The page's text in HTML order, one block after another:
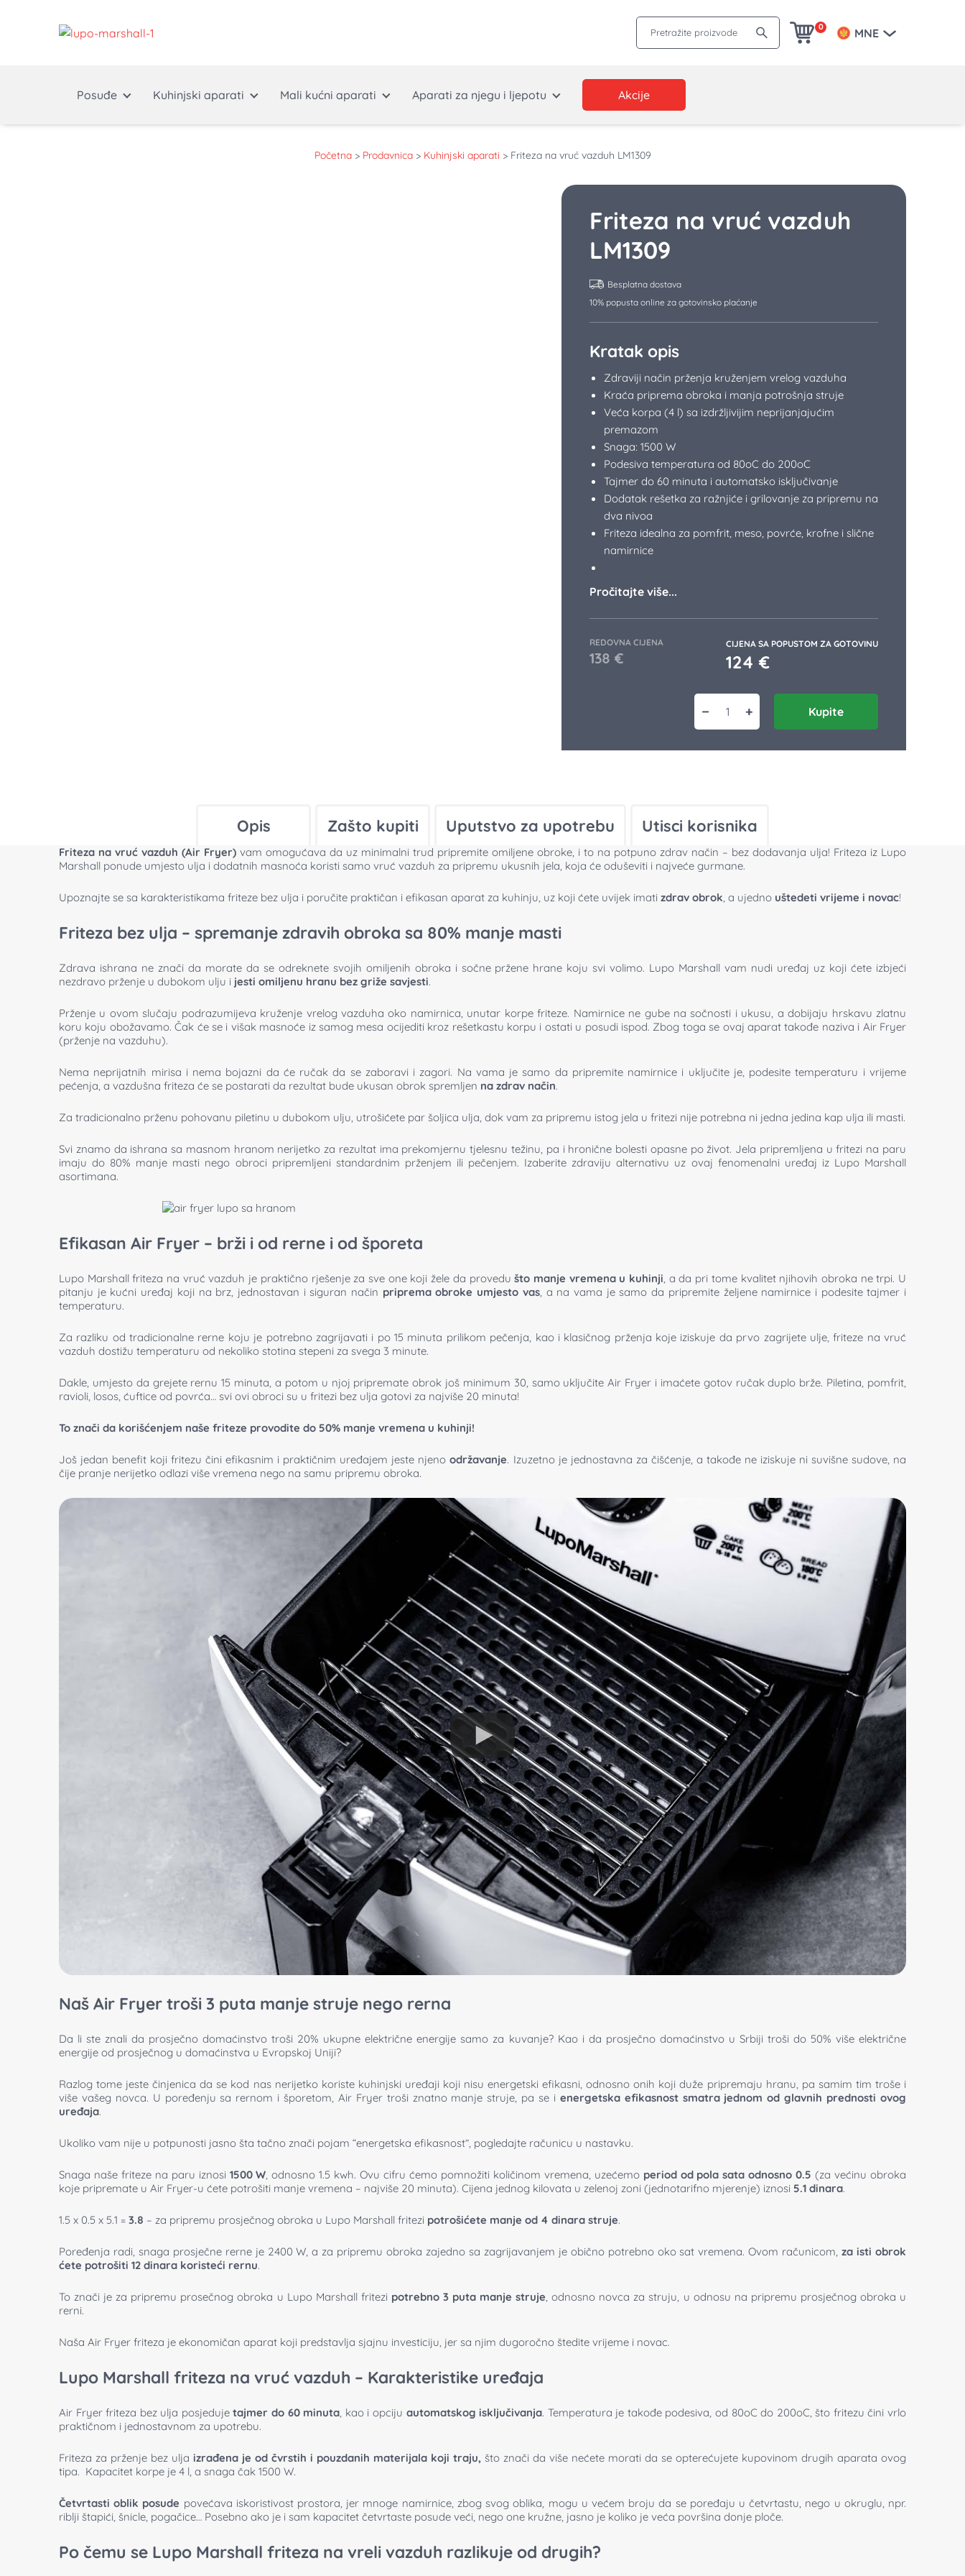
Pretražite proizvode 0 MNE
Posuđe Kuhinjski aparati Mali kućni aparati Aparati za njegu i ljepotu Akcije
Početna > Prodavnica > Kuhinjski aparati > Friteza na vruć vazduh LM1309
Friteza na vruć vazduh
LM1309
Besplatna dostava
10% popusta online za gotovinsko plaćanje
REDOVNA CIJENA
138 €
CIJENA SA POPUSTOM ZA GOTOVINU
124 €
Kratak opis
Zdraviji način prženja kruženjem vrelog vazduha
Kraća priprema obroka i manja potrošnja struje
Veća korpa (4 l) sa izdržljivijim neprijanjajućim
premazom
Snaga: 1500 W
Podesiva temperatura od 80oC do 200oC
Tajmer do 60 minuta i automatsko isključivanje
Dodatak rešetka za ražnjiće i grilovanje za pripremu na
dva nivoa
Friteza idealna za pomfrit, meso, povrće, krofne i slične
namirnice
Pročitajte više...
−
Friteza na vruć vazduh LM1309 količina
+ Kupite
Opis Zašto kupiti Uputstvo za upotrebu Utisci korisnika
Friteza na vruć vazduh (Air Fryer) vam omogućava da uz minimalni trud pripremite omiljene obroke, i to na potpuno zdrav način – bez dodavanja ulja! Friteza iz Lupo
Marshall ponude umjesto ulja i dodatnih masnoća koristi samo vruć vazduh za pripremu ukusnih jela, koja će oduševiti i najveće gurmane.
Upoznajte se sa karakteristikama friteze bez ulja i poručite praktičan i efikasan aparat za kuhinju, uz koji ćete uvijek imati zdrav obrok, a ujedno uštedeti vrijeme i novac!
Friteza bez ulja – spremanje zdravih obroka sa 80% manje masti
Zdrava ishrana ne znači da morate da se odreknete svojih omiljenih obroka i sočne pržene hrane koju svi volimo. Lupo Marshall vam nudi uređaj uz koji ćete izbjeći
nezdravo prženje u dubokom ulju i jesti omiljenu hranu bez griže savjesti.
Prženje u ovom slučaju podrazumijeva kruženje vrelog vazduha oko namirnica, unutar korpe friteze. Namirnice ne gube na sočnosti i ukusu, a dobijaju hrskavu zlatnu
koru koju obožavamo. Čak će se i višak masnoće iz samog mesa ocijediti kroz rešetkastu korpu i ostati u posudi ispod. Zbog toga se ovaj aparat takođe naziva i Air Fryer
(prženje na vazduhu).
Nema neprijatnih mirisa i nema bojazni da će ručak da se zaboravi i zagori. Na vama je samo da pripremite namirnice i uključite je, podesite temperaturu i vrijeme
pećenja, a vazdušna friteza će se postarati da rezultat bude ukusan obrok spremljen na zdrav način.
Za tradicionalno prženu pohovanu piletinu u dubokom ulju, utrošićete par šoljica ulja, dok vam za pripremu istog jela u fritezi nije potrebna ni jedna jedina kap ulja ili masti.
Svi znamo da ishrana sa masnom hranom nerijetko za rezultat ima prekomjernu tjelesnu težinu, pa i hronične bolesti opasne po život. Jela pripremljena u fritezi na paru
imaju do 80% manje masti nego obroci pripremljeni standardnim prženjem ili pečenjem. Izaberite zdraviju alternativu uz ovaj fenomenalni uređaj iz Lupo Marshall
asortimana.
Efikasan Air Fryer – brži i od rerne i od šporeta
Lupo Marshall friteza na vruć vazduh je praktično rješenje za sve one koji žele da provedušto manje vremena u kuhinji, a da pri tome kvalitet njihovih obroka ne trpi. U
pitanju je kućni uređaj koji na brz, jednostavan i siguran način priprema obroke umjesto vas, a na vama je samo da pripremite željene namirnice i podesite tajmer i
temperaturu.
Za razliku od tradicionalne rerne koju je potrebno zagrijavati i po 15 minuta prilikom pečenja, kao i klasičnog prženja koje iziskuje da prvo zagrijete ulje, friteze na vruć
vazduh dostižu temperaturu od nekoliko stotina stepeni za svega 3 minute.
Dakle, umjesto da grejete rernu 15 minuta, a potom u njoj pripremate obrok još minimum 30, samo uključite Air Fryer i imaćete gotov ručak duplo brže. Piletina, pomfrit,
ravioli, losos, ćuftice od povrća… svi ovi obroci su u fritezi bez ulja gotovi za najviše 20 minuta!
To znači da korišćenjem naše friteze provodite do 50% manje vremena u kuhinji!
Još jedan benefit koji fritezu čini efikasnim i praktičnim uređajem jeste njenoodržavanje. Izuzetno je jednostavna za čišćenje, a takođe ne iziskuje ni suvišne sudove, na
čije pranje nerijetko odlazi više vremena nego na samu pripremu obroka.
Naš Air Fryer troši 3 puta manje struje nego rerna
Da li ste znali da prosječno domaćinstvo troši 20% ukupne električne energije samo za kuvanje? Kao i da prosječno domaćinstvo u Srbiji troši do 50% više električne
energije od prosječnog u domaćinstva u Evropskoj Uniji?
Razlog tome jeste činjenica da se kod nas nerijetko koriste kuhinjski uređaji koji nisu energetski efikasni, odnosno onih koji duže pripremaju hranu, pa samim tim troše i
više vašeg novca. U poređenju sa rernom i šporetom, Air Fryer troši znatno manje struje, pa se i energetska efikasnost smatra jednom od glavnih prednosti ovog
uređaja.
Ukoliko vam nije u potpunosti jasno šta tačno znači pojam “energetska efikasnost”, pogledajte računicu u nastavku.
Snaga naše friteze na paru iznosi 1500 W , odnosno 1.5 kwh. Ovu cifru ćemo pomnožiti količinom vremena, uzećemoperiod od pola sata odnosno 0.5 (za većinu obroka
koje pripremate u Air Fryer-u ćete potrošiti manje vremena – najviše 20 minuta). Cijena jednog kilovata u zelenoj zoni (jednotarifno mjerenje) iznosi 5.1 dinara.
1.5 x 0.5 x 5.1 = 3.8 – za pripremu prosječnog obroka u Lupo Marshall fritezi potrošićete manje od 4 dinara struje.
Poređenja radi, snaga prosječne rerne je 2400 W, a za pripremu obroka zajedno sa zagrijavanjem je obično potrebno oko sat vremena. Ovom računicom,za isti obrok
ćete potrošiti 12 dinara koristeći rernu.
To znači je za pripremu prosečnog obroka u Lupo Marshall fritezipotrebno 3 puta manje struje , odnosno novca za struju, u odnosu na pripremu prosječnog obroka u
rerni.
Naša Air Fryer friteza je ekonomičan aparat koji predstavlja sjajnu investiciju, jer sa njim dugoročno štedite vrijeme i novac.
Lupo Marshall friteza na vruć vazduh – Karakteristike uređaja
Air Fryer friteza bez ulja posjedujetajmer do 60 minuta , kao i opciju automatskog isključivanja. Temperatura je takođe podesiva, od 80oC do 200oC, što fritezu čini vrlo
praktičnom i jednostavnom za upotrebu.
Friteza za prženje bez ulja izrađena je od čvrstih i pouzdanih materijala koji traju, što znači da više nećete morati da se opterećujete kupovinom drugih aparata ovog
tipa. Kapacitet korpe je 4 l, a snaga čak 1500 W.
Četvrtasti oblik posude povećava iskoristivost prostora, jer mnoge namirnice, zbog svog oblika, mogu u većem broju da se poređaju u četvrtastu, nego u okruglu, npr.
riblji štapići, šnicle, pogačice… Posebno ako je i sam kapacitet četvrtaste posude veći, nego one kružne, jasno je koliko je veća površina donje ploče.
Po čemu se Lupo Marshall friteza na vreli vazduh razlikuje od drugih?